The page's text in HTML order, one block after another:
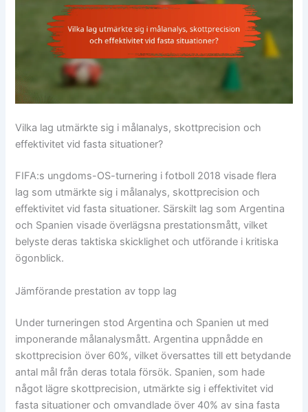
Vilka lag utmärkte sig i målanalys, skottprecision och
effektivitet vid fasta situationer?
FIFA:s ungdoms-OS-turnering i fotboll 2018 visade flera
lag som utmärkte sig i målanalys, skottprecision och
effektivitet vid fasta situationer. Särskilt lag som Argentina
och Spanien visade överlägsna prestationsmått, vilket
belyste deras taktiska skicklighet och utförande i kritiska
ögonblick.
Jämförande prestation av topp lag
Under turneringen stod Argentina och Spanien ut med
imponerande målanalysmått. Argentina uppnådde en
skottprecision över 60%, vilket översattes till ett betydande
antal mål från deras totala försök. Spanien, som hade
något lägre skottprecision, utmärkte sig i effektivitet vid
fasta situationer och omvandlade över 40% av sina fasta